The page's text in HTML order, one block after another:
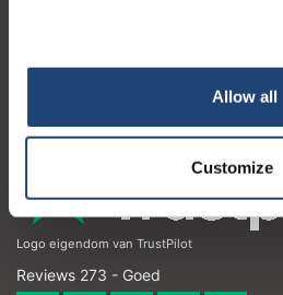
Allow all
Customize
Contactgegevens
Logo eigendom van TrustPilot
Reviews 273 - Goed